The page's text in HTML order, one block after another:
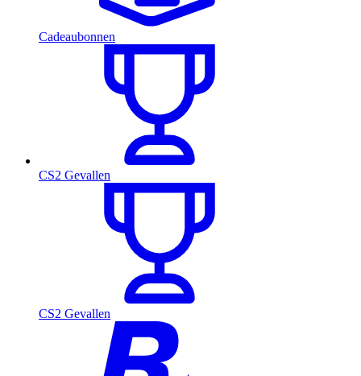
Cadeaubonnen
CS2 Gevallen
CS2 Gevallen